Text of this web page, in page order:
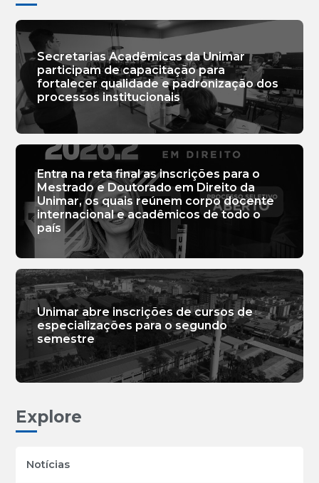
Secretarias Acadêmicas da Unimar
participam de capacitação para
fortalecer qualidade e padronização dos
processos institucionais
Entra na reta final as inscrições para o
Mestrado e Doutorado em Direito da
Unimar, os quais reúnem corpo docente
internacional e acadêmicos de todo o
país
Unimar abre inscrições de cursos de
especializações para o segundo
semestre
Explore
Notícias